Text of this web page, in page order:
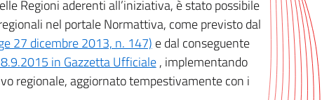
Regioni aderenti all’iniziativa, è stato possibile
nel portale Normattiva, come previsto dal
27 dicembre 2013, n. 147) e dal conseguente
in Gazzetta Ufficiale, implementando
regionale, aggiornato tempestivamente con i